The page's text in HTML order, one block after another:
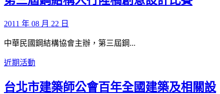
2011 年 08 月 22 日
中華民國鋼結構協會主辦，第三屆鋼...
近期活動
台北市建築師公會百年全國建築及相關設